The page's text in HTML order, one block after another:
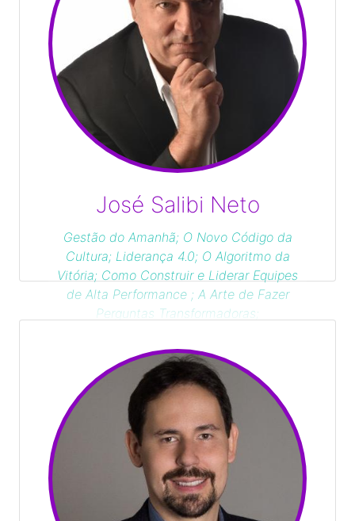
José Salibi Neto
Gestão do Amanhã; O Novo Código da
Cultura; Liderança 4.0; O Algoritmo da
Vitória; Como Construir e Liderar Equipes
de Alta Performance ; A Arte de Fazer
Perguntas Transformadoras;
Entendendo Peter F. Drucker; De